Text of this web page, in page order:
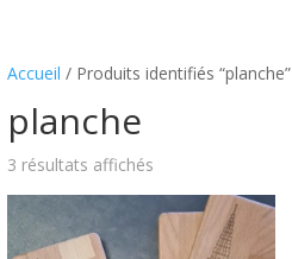
Accueil / Produits identifiés “planche”
planche
3 résultats affichés